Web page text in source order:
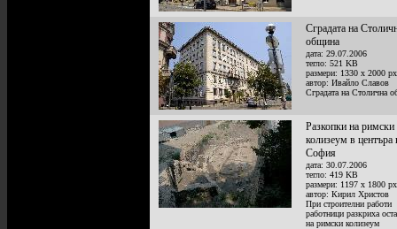
Сградата на
община
дата: 29.07.2006
тегло: 521 KB
размери: 1330 x 2000
автор: Ивайло Славов
Сградата на Столична
Разкопки на римски
колизеум в центъра
София
дата: 30.07.2006
тегло: 419 KB
размери: 1197 x 1800
автор: Кирил Христов
При строителни работи
работници разкриха
на римски колизеум